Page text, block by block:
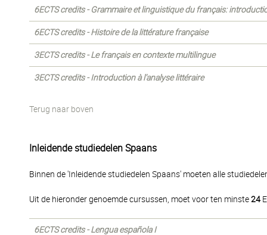
6ECTS credits - Grammaire et linguistique du français:
6ECTS credits - Histoire de la littérature française
3ECTS credits - Le français en contexte multilingue
3ECTS credits - Introduction à l'analyse littéraire
Terug naar boven
Inleidende studiedelen Spaans
Binnen de 'Inleidende studiedelen Spaans' moeten alle
Uit de hieronder genoemde cursussen, moet voor ten minste24
6ECTS credits - Lengua española I